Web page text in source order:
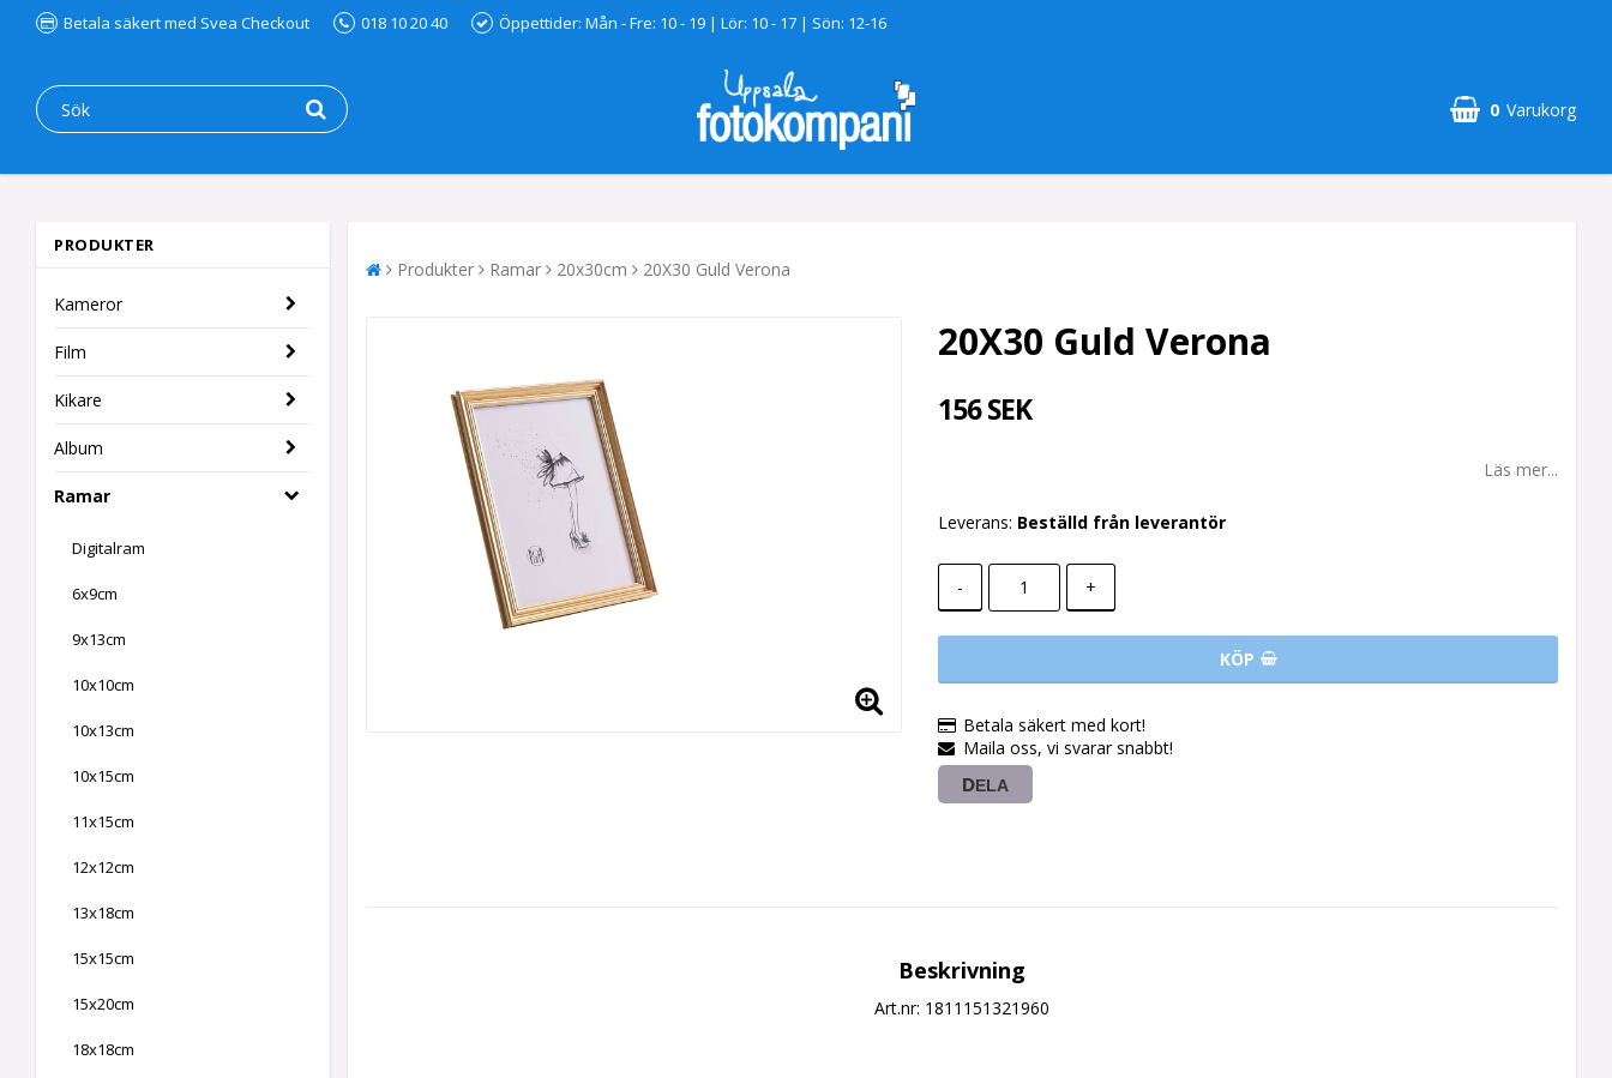
Betala säkert med Svea Checkout 018 10 20 40 Öppettider: Mån - Fre: 10 - 19 | Lör: 10 - 17 | Sön: 12-16
0 Varukorg
PRODUKTER
Kameror
Film
Kikare
Album
Ramar
Digitalram
6x9cm
9x13cm
10x10cm
10x13cm
10x15cm
11x15cm
12x12cm
13x18cm
15x15cm
15x20cm
18x18cm
Produkter Ramar 20x30cm 20X30 Guld Verona
20X30 Guld Verona
156 SEK
Läs mer...
Leverans: Beställd från leverantör
- +
KÖP
Betala säkert med kort!
Maila oss, vi svarar snabbt!
DELA
Beskrivning
Art.nr: 1811151321960